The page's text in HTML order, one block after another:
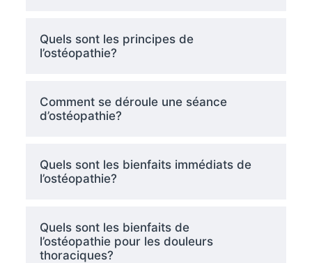
Quels sont les principes de
l’ostéopathie?
Comment se déroule une séance
d’ostéopathie?
Quels sont les bienfaits immédiats de
l’ostéopathie?
Quels sont les bienfaits de
l’ostéopathie pour les douleurs
thoraciques?